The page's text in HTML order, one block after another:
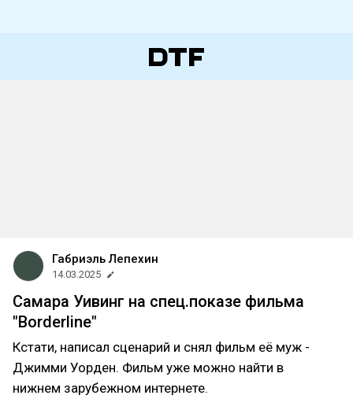
Габриэль Лепехин
14.03.2025
Самара Уивинг на спец.показе фильма
"Borderline"
Кстати, написал сценарий и снял фильм её муж -
Джимми Уорден. Фильм уже можно найти в
нижнем зарубежном интернете.